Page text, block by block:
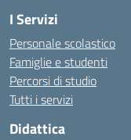
I Servizi
Personale scolastico
Famiglie e studenti
Percorsi di studio
Tutti i servizi
Didattica